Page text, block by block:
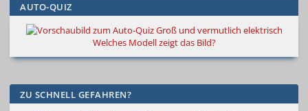
AUTO-QUIZ
Groß und vermutlich elektrisch
Welches Modell zeigt das Bild?
ZU SCHNELL GEFAHREN?